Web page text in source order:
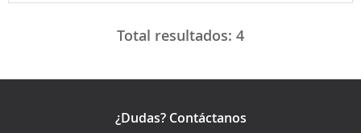
Total resultados: 4
¿Dudas? Contáctanos